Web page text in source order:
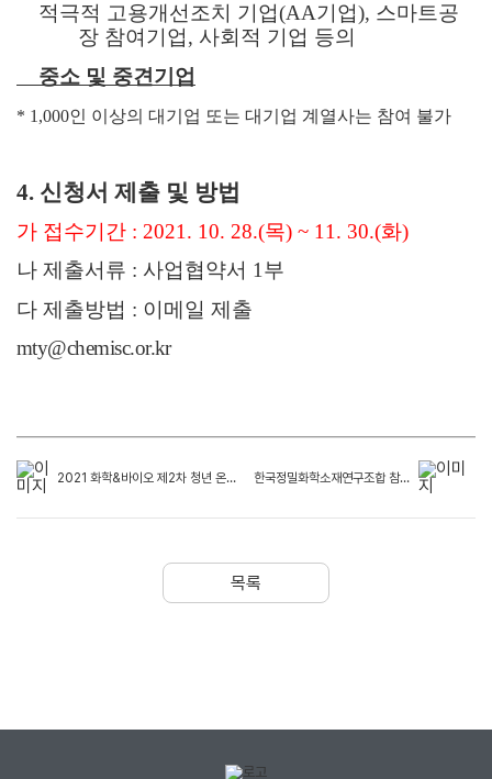
적극적 고용개선조치 기업(AA기업), 스마트공
장 참여기업, 사회적 기업 등의
중소 및 중견기업
* 1,000인 이상의 대기업 또는 대기업 계열사는 참여 불가
4. 신청서 제출 및 방법
가 접수기간 : 2021. 10. 28.(목) ~ 11. 30.(화)
나 제출서류 : 사업협약서 1부
다 제출방법 : 이메일 제출
mty@chemisc.or.kr
2021 화학&바이오 제2차 청년 온라인 일자리 박람회 개최 안내 한국정밀화학소재연구조합 참여안내
목록